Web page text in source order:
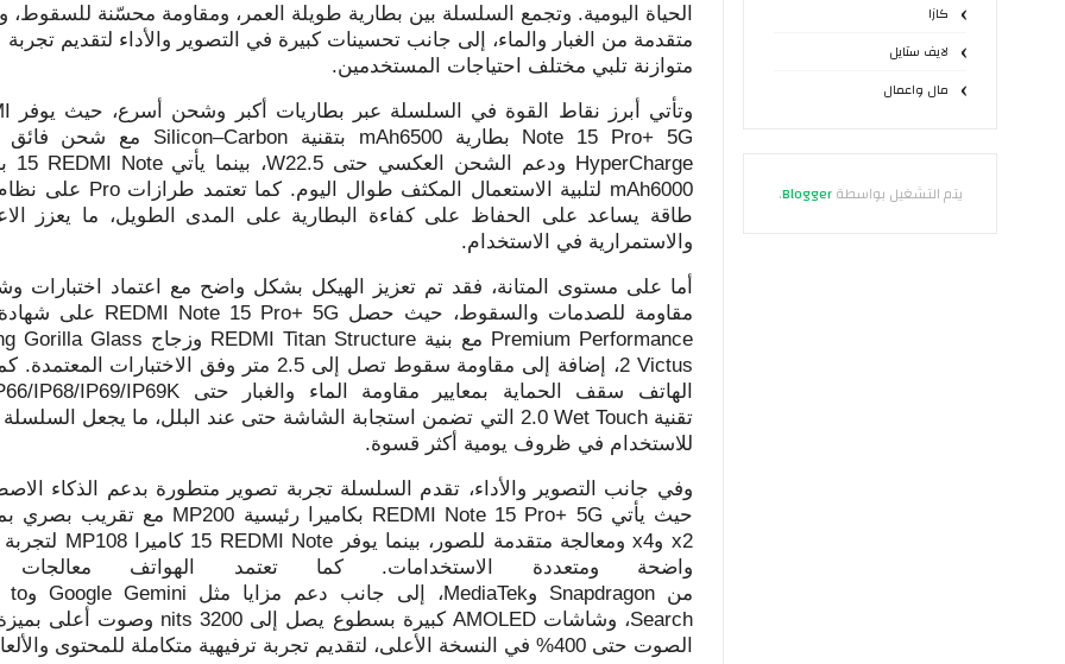
كازا
لايف ستايل
مال واعمال
يتم التشغيل بواسطةBlogger
.
الحياة اليومية. وتجمع السلسلة بين بطارية طويلة العمر، ومقاومة محسّنة للسقوط،
متقدمة من الغبار والماء، إلى جانب تحسينات كبيرة في التصوير والأداء لتقديم تجربة
متوازنة تلبي مختلف احتياجات المستخدمين.
وتأتي أبرز نقاط القوة في السلسلة عبر بطاريات أكبر وشحن أسرع، حيث يوفر
Note 15 Pro+ 5G بطارية 6500 mAh بتقنية Silicon–Carbon مع شحن فائق
HyperCharge ودعم الشحن العكسي حتى 22.5 W، بينما يأتيREDMI Note
6000
mAh لتلبية الاستعمال المكثف طوال اليوم. كما تعتمد طرازاتPro على
طاقة يساعد على الحفاظ على كفاءة البطارية على المدى الطويل، ما يعزز
والاستمرارية في الاستخدام.
أما على مستوى المتانة، فقد تم تعزيز الهيكل بشكل واضح مع اعتماد اختبارات
مقاومة للصدمات والسقوط، حيث حصل REDMI Note 15 Pro+ 5G على
Premium Performance مع بنيةREDMI Titan Structure وزجاج Gorilla Glass
Victus
2، إضافة إلى مقاومة سقوط تصل إلى 2.5 متر وفق الاختبارات
الهاتف سقف الحماية بمعايير مقاومة الماء والغبار حتى IP68/IP69/IP69K
تقنيةWet Touch
2.0 التي تضمن استجابة الشاشة حتى عند البلل، ما يجعل
للاستخدام في ظروف يومية أكثر قسوة.
وفي جانب التصوير والأداء، تقدم السلسلة تجربة تصوير متطورة بدعم الذكاء
حيث يأتي REDMI Note 15 Pro+ 5G بكاميرا رئيسية 200 MP مع تقريب بصري
2
x و4 xومعالجة متقدمة للصور، بينما يوفر REDMI Note
MP
واضحة ومتعددة الاستخدامات. كما تعتمد الهواتف معالجات
منSnapdragon وMediaTek، إلى جانب دعم مزايا مثل Google Gemini وto
Search، وشاشاتAMOLED كبيرة بسطوع يصل إلى 3200 nits وصوت أعلى بميزة
الصوت حتى 400% في النسخة الأعلى، لتقديم تجربة ترفيهية متكاملة للمحتوى والألعاب.